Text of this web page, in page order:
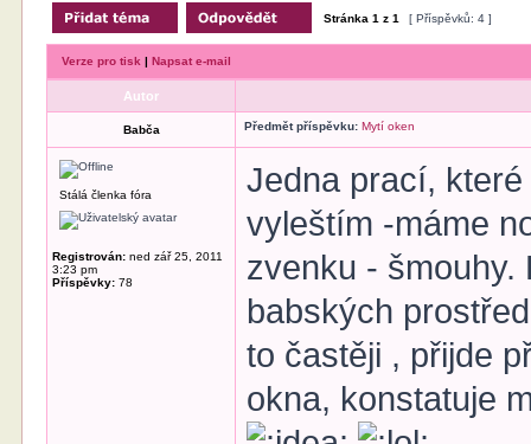
Stránka1 z1 [ Příspěvků: 4 ]
Verze pro tisk |Napsat e-mail
Autor
Babča Předmět příspěvku: Mytí oken
Stálá členka fóra
Registrován: ned zář 25, 2011
3:23 pm
Příspěvky: 78
Jedna prací,
vyleštím -máme
zvenku - šmouhy.
babských
to častěji , přijde
okna, konstatuje